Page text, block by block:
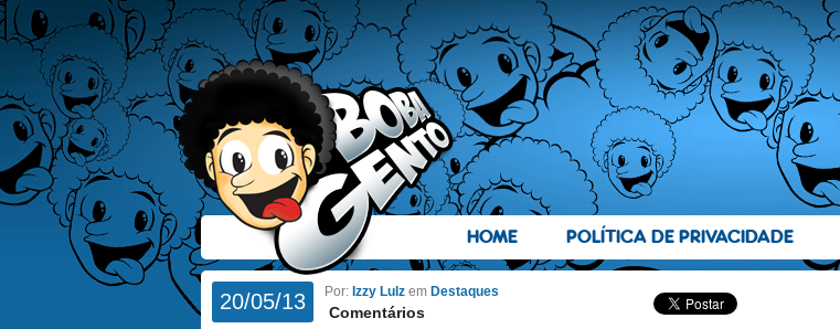
HOME POLÍTICA DE PRIVACIDADE
20/05/13 Por: Izzy Lulz em Destaques
Comentários